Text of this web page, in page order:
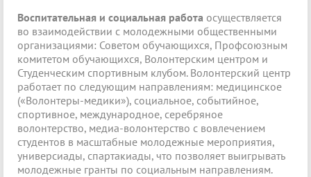
Воспитательная и социальная работа осуществляется
во взаимодействии с молодежными общественными
организациями: Советом обучающихся, Профсоюзным
комитетом обучающихся, Волонтерским центром и
Студенческим спортивным клубом. Волонтерский центр
работает по следующим направлениям: медицинское
(«Волонтеры-медики»), социальное, событийное,
спортивное, международное, серебряное
волонтерство, медиа-волонтерство с вовлечением
студентов в масштабные молодежные мероприятия,
универсиады, спартакиады, что позволяет выигрывать
молодежные гранты по социальным направлениям.